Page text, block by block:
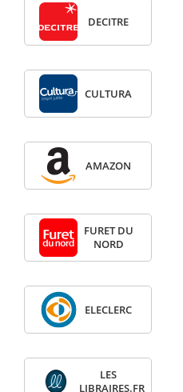
DECITRE
CULTURA
AMAZON
FURET DU
NORD
ELECLERC
LES
LIBRAIRES.FR